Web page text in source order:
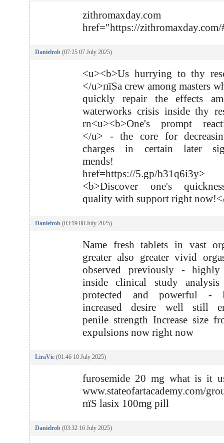
href="https://
Danielrob (07:25 07 July 2025)
<u><b>Us hurrying to thy
</u>пїЅa crew among masters
quickly repair the effects
waterworks crisis inside thy
rn<u><b>One's prompt
</u> - the core for
charges in certain later
mends!
href=https://5.gp/b31q6i3y>
<b>Discover one's
quality with support right
Danielrob (03:19 08 July 2025)
Name fresh tablets in vast
greater also greater vivid
observed previously - highly
inside clinical study
protected and powerful -
increased desire well still
penile strength Increase size
expulsions now right now
LiraVic (01:46 10 July 2025)
furosemide 20 mg what is it
www.stateofartacademy.com/
пїЅ lasix 100mg pill
Danielrob (03:32 16 July 2025)